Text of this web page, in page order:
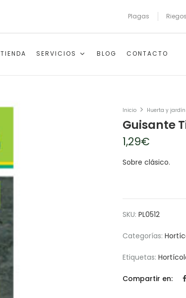
Plagas Riegos
SERVICIOS BLOG CONTACTO
Inicio Huerta y jardín
Guisante
1,29€
Sobre clásico.
SKU: PL0512
Categorías:
Etiquetas:
Compartir en: